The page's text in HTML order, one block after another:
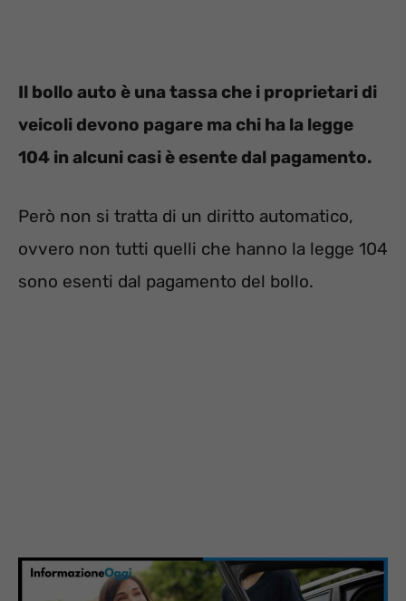
Il bollo auto è una tassa che i proprietari di
veicoli devono pagare ma chi ha la legge
104 in alcuni casi è esente dal pagamento.
Però non si tratta di un diritto automatico,
ovvero non tutti quelli che hanno la legge 104
sono esenti dal pagamento del bollo.